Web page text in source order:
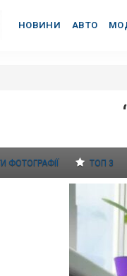
НОВИНИ АВТО
ФОТОГРАФІЇ ТОП 3